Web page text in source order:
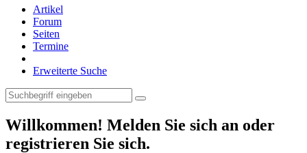
Artikel
Forum
Seiten
Termine
Erweiterte Suche
Willkommen! Melden Sie sich an oder
registrieren Sie sich.